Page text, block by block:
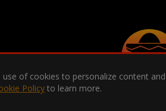
use of cookies to personalize content
Policyto learn more.